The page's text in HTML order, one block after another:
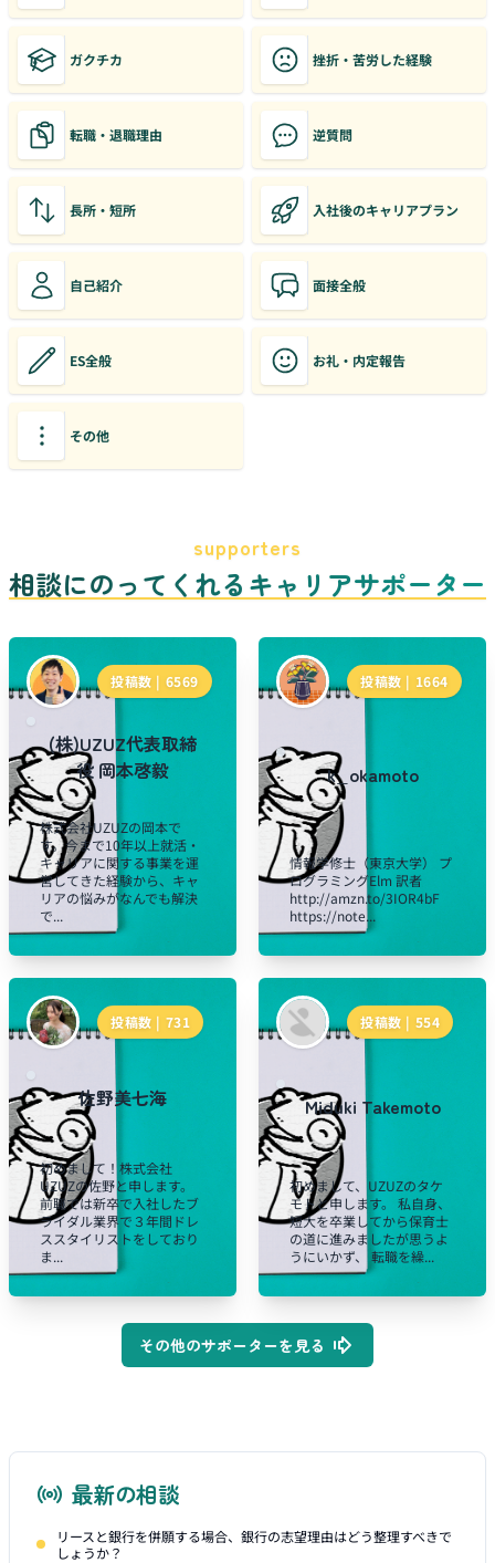
ガクチカ 挫折・苦労した経験
転職・退職理由 逆質問
長所・短所 入社後のキャリアプラン
自己紹介 面接全般
ES全般 お礼・内定報告
その他
supporters
相談にのってくれるキャリアサポーター
投稿数 | 6569
(株)UZUZ代表取締
役 岡本啓毅
株式会社UZUZの岡本で
す。今まで10年以上就活・
キャリアに関する事業を運
営してきた経験から、キャ
リアの悩みがなんでも解決
で...
投稿数 | 1664
k_okamoto
情報学修士（東京大学） プ
ログラミングElm 訳者
http://amzn.to/3IOR4bF
https://note...
投稿数 | 731
佐野美七海
初めまして！株式会社
UZUZの佐野と申します。
前職では新卒で入社したブ
ライダル業界で３年間ドレ
ススタイリストをしており
ま...
投稿数 | 554
Miduki Takemoto
初めまして、UZUZのタケ
モトと申します。 私自身、
短大を卒業してから保育士
の道に進みましたが思うよ
うにいかず、 転職を繰...
その他のサポーターを見る
最新の相談
リースと銀行を併願する場合、銀行の志望理由はどう整理すべきで
しょうか？